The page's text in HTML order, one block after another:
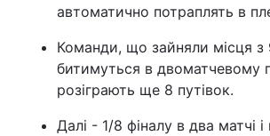
автоматично потраплять в
Команди, що зайняли місця з
битимуться в двоматчевому
розіграють ще 8 путівок.
Далі - 1/8 фіналу в два матчі і